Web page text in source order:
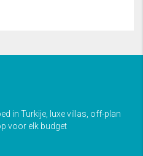
in Turkije, luxe villas, off-plan
voor elk budget